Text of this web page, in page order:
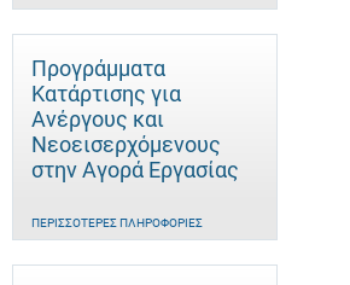
Προγράμματα
Κατάρτισης για
Ανέργους και
Νεοεισερχόμενους
στην Αγορά Εργασίας
ΠΕΡΙΣΣΌΤΕΡΕΣ ΠΛΗΡΟΦΟΡΊΕΣ